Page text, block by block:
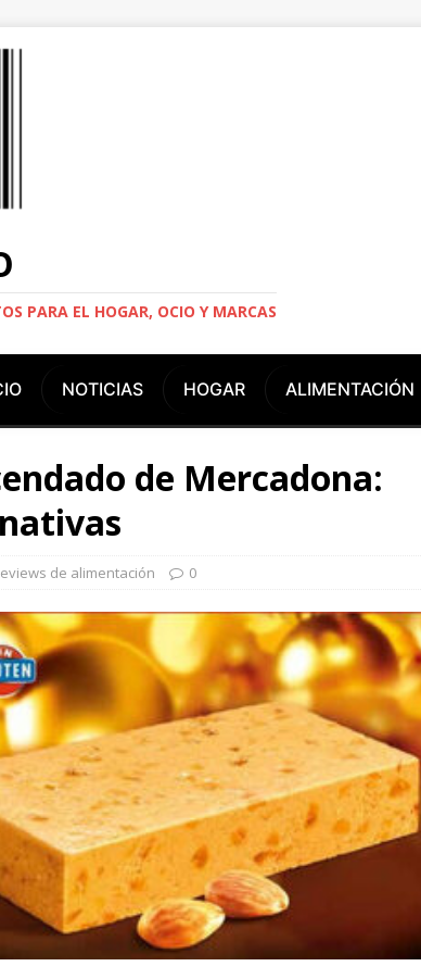
PARA EL HOGAR, OCIO Y MARCAS
NOTICIAS HOGAR ALIMENTACIÓN
de Mercadona:
de alimentación 0